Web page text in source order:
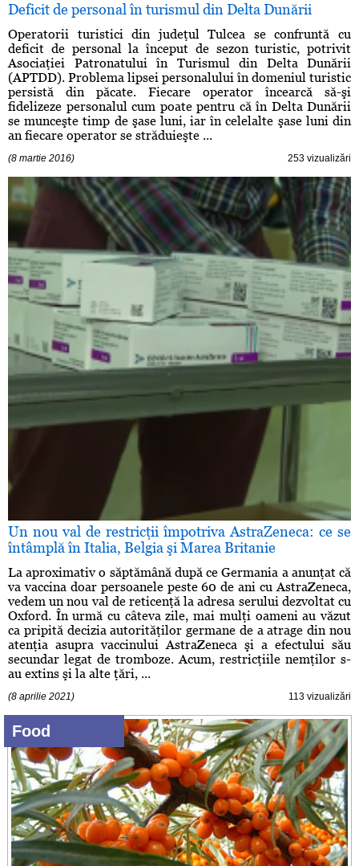
Deficit de personal în turismul din Delta Dunării
Operatorii turistici din judeţul Tulcea se confruntă cu
deficit de personal la început de sezon turistic, potrivit
Asociaţiei Patronatului în Turismul din Delta Dunării
(APTDD). Problema lipsei personalului în domeniul turistic
persistă din păcate. Fiecare operator încearcă să-şi
fidelizeze personalul cum poate pentru că în Delta Dunării
se munceşte timp de şase luni, iar în celelalte şase luni din
an fiecare operator se străduieşte ...
(8 martie 2016) 253 vizualizări
Un nou val de restricţii împotriva AstraZeneca: ce se
întâmplă în Italia, Belgia şi Marea Britanie
La aproximativ o săptămână după ce Germania a anunţat că
va vaccina doar persoanele peste 60 de ani cu AstraZeneca,
vedem un nou val de reticenţă la adresa serului dezvoltat cu
Oxford. În urmă cu câteva zile, mai mulţi oameni au văzut
ca pripită decizia autorităţilor germane de a atrage din nou
atenţia asupra vaccinului AstraZeneca şi a efectului său
secundar legat de tromboze. Acum, restricţiile nemţilor s-
au extins şi la alte ţări, ...
(8 aprilie 2021) 113 vizualizări
Food